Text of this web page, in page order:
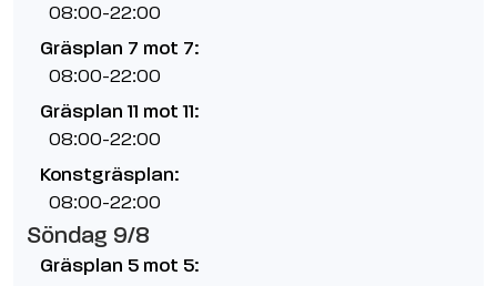
08:00-22:00
Gräsplan 7 mot 7:
08:00-22:00
Gräsplan 11 mot 11:
08:00-22:00
Konstgräsplan:
08:00-22:00
Söndag 9/8
Gräsplan 5 mot 5: